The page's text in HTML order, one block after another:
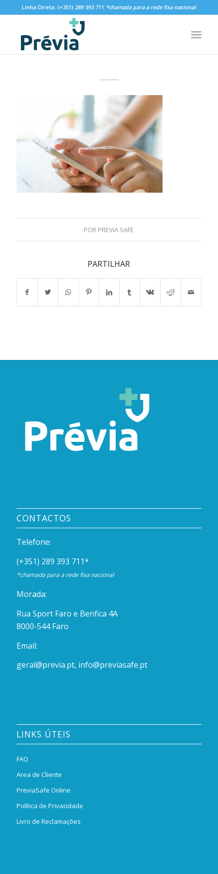
Linha Direta:(+351) 289 393 711 *chamada para a rede fixa nacional
POR PREVIA SAFE
PARTILHAR
CONTACTOS
Telefone:
(+351) 289 393 711*
*chamada para a rede fixa nacional
Morada:
Rua Sport Faro e Benfica 4A
8000-544 Faro
Email:
geral@previa.pt, info@previasafe.pt
LINKS ÚTEIS
FAQ
Area de Cliente
PreviaSafe Online
Política de Privacidade
Livro de Reclamações